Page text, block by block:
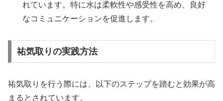
れています。特に水は柔軟性や感受性を高め、良好
なコミュニケーションを促進します。
祐気取りの実践方法
祐気取りを行う際には、以下のステップを踏むと効果が高
まるとされています。